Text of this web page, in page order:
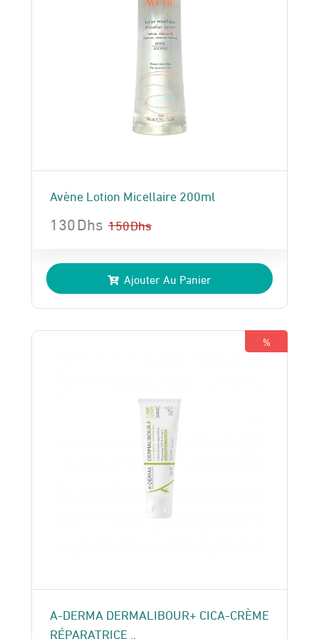
Avène Lotion Micellaire 200ml
150Dhs
prix
initial
était :
150 Dhs.
130Dhs
prix
actuel
est :
130 Dhs.
Ajouter Au Panier
%
A-DERMA DERMALIBOUR+ CICA-CRÈME
RÉPARATRICE ..